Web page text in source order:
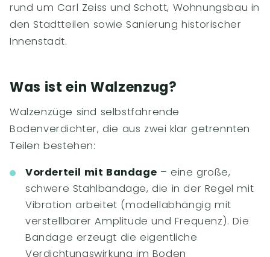
rund um Carl Zeiss und Schott, Wohnungsbau in
den Stadtteilen sowie Sanierung historischer
Innenstadt.
Was ist ein Walzenzug?
Walzenzüge sind selbstfahrende
Bodenverdichter, die aus zwei klar getrennten
Teilen bestehen:
Vorderteil mit Bandage – eine große,
schwere Stahlbandage, die in der Regel mit
Vibration arbeitet (modellabhängig mit
verstellbarer Amplitude und Frequenz). Die
Bandage erzeugt die eigentliche
Verdichtungswirkung im Boden